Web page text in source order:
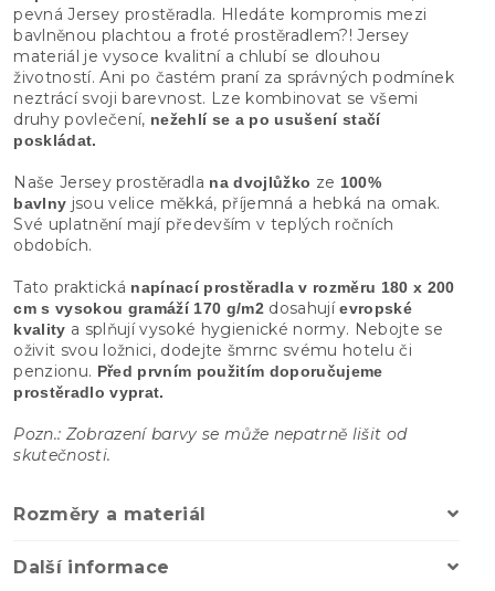
pevná Jersey prostěradla. Hledáte kompromis mezi
bavlněnou plachtou a froté prostěradlem?! Jersey
materiál je vysoce kvalitní a chlubí se dlouhou
životností. Ani po častém praní za správných podmínek
neztrácí svoji barevnost. Lze kombinovat se všemi
druhy povlečení, nežehlí se a po usušení stačí
poskládat.
Naše Jersey prostěradla na dvojlůžko ze 100%
bavlny jsou velice měkká, příjemná a hebká na omak.
Své uplatnění mají především v teplých ročních
obdobích.
Tato praktická napínací prostěradla v rozměru 180 x 200
cm s vysokou gramáží 170 g/m2dosahujíevropské
kvality a splňují vysoké hygienické normy. Nebojte se
oživit svou ložnici, dodejte šmrnc svému hotelu či
penzionu. Před prvním použitím doporučujeme
prostěradlo vyprat.
Pozn.: Zobrazení barvy se může nepatrně lišit od
skutečnosti.
Rozměry a materiál
Další informace